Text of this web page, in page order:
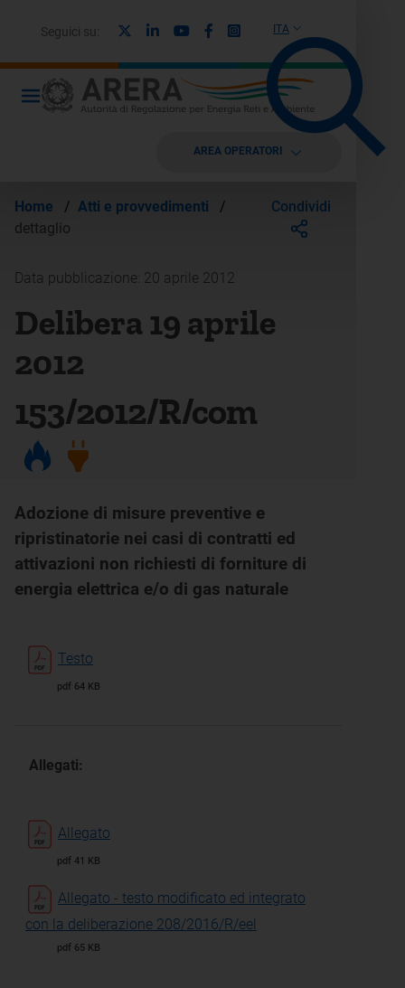
ITA
Seguici su: LinkedinYoutubeFacebook
Instagram
AREA OPERATORI
Home / Atti e provvedimenti
/
dettaglio
Condividi
Data pubblicazione: 20 aprile 2012
Delibera 19 aprile
2012
153/2012/R/com
Adozione di misure preventive e
ripristinatorie nei casi di contratti ed
attivazioni non richiesti di forniture di
energia elettrica e/o di gas naturale
Testo
pdf 64 KB
Allegati:
Allegato
pdf 41 KB
Allegato - testo modificato ed integrato
con la deliberazione 208/2016/R/eel
pdf 65 KB